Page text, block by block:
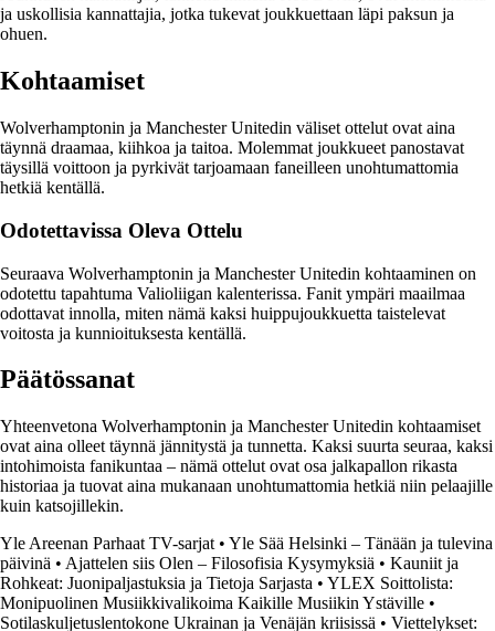
ja uskollisia kannattajia, jotka tukevat joukkuettaan läpi paksun ja
ohuen.
Kohtaamiset
Wolverhamptonin ja Manchester Unitedin väliset ottelut ovat aina
täynnä draamaa, kiihkoa ja taitoa. Molemmat joukkueet panostavat
täysillä voittoon ja pyrkivät tarjoamaan faneilleen unohtumattomia
hetkiä kentällä.
Odotettavissa Oleva Ottelu
Seuraava Wolverhamptonin ja Manchester Unitedin kohtaaminen on
odotettu tapahtuma Valioliigan kalenterissa. Fanit ympäri maailmaa
odottavat innolla, miten nämä kaksi huippujoukkuetta taistelevat
voitosta ja kunnioituksesta kentällä.
Päätössanat
Yhteenvetona Wolverhamptonin ja Manchester Unitedin kohtaamiset
ovat aina olleet täynnä jännitystä ja tunnetta. Kaksi suurta seuraa, kaksi
intohimoista fanikuntaa – nämä ottelut ovat osa jalkapallon rikasta
historiaa ja tuovat aina mukanaan unohtumattomia hetkiä niin pelaajille
kuin katsojillekin.
Yle Areenan Parhaat TV-sarjat • Yle Sää Helsinki – Tänään ja tulevina
päivinä • Ajattelen siis Olen – Filosofisia Kysymyksiä • Kauniit ja
Rohkeat: Juonipaljastuksia ja Tietoja Sarjasta • YLEX Soittolista:
Monipuolinen Musiikkivalikoima Kaikille Musiikin Ystäville •
Sotilaskuljetuslentokone Ukrainan ja Venäjän kriisissä • Viettelykset: